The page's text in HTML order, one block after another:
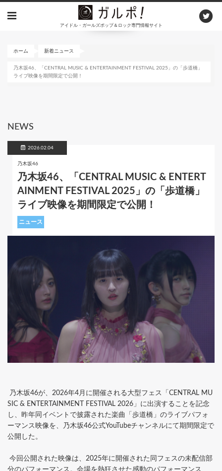
アイドル・ガールズポップ＆ロック専門情報サイト
ホーム 新着ニュース
乃木坂46、「CENTRAL MUSIC & ENTERTAINMENT FESTIVAL 2025」の「歩道橋」
ライブ映像を期間限定で公開！
NEWS
2026.02.04
乃木坂46
乃木坂46、「CENTRAL MUSIC & ENTERT
AINMENT FESTIVAL 2025」の「歩道橋」
ライブ映像を期間限定で公開！
ニュース
乃木坂46が、2026年4月に開催される大型フェス「CENTRAL MU
SIC & ENTERTAINMENT FESTIVAL 2026」に出演することを記念
し、昨年同イベントで披露された楽曲「歩道橋」のライブパフォ
ーマンス映像を、乃木坂46公式YouTubeチャンネルにて期間限定で
公開した。
今回公開された映像は、2025年に開催された同フェスの未配信部
分のパフォーマンス。会場を熱狂させた感動のパフォーマンス